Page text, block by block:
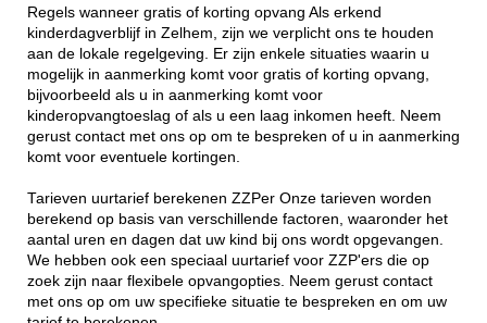
Regels wanneer gratis of korting opvang Als erkend
kinderdagverblijf in Zelhem, zijn we verplicht ons te houden
aan de lokale regelgeving. Er zijn enkele situaties waarin u
mogelijk in aanmerking komt voor gratis of korting opvang,
bijvoorbeeld als u in aanmerking komt voor
kinderopvangtoeslag of als u een laag inkomen heeft. Neem
gerust contact met ons op om te bespreken of u in aanmerking
komt voor eventuele kortingen.
Tarieven uurtarief berekenen ZZPer Onze tarieven worden
berekend op basis van verschillende factoren, waaronder het
aantal uren en dagen dat uw kind bij ons wordt opgevangen.
We hebben ook een speciaal uurtarief voor ZZP'ers die op
zoek zijn naar flexibele opvangopties. Neem gerust contact
met ons op om uw specifieke situatie te bespreken en om uw